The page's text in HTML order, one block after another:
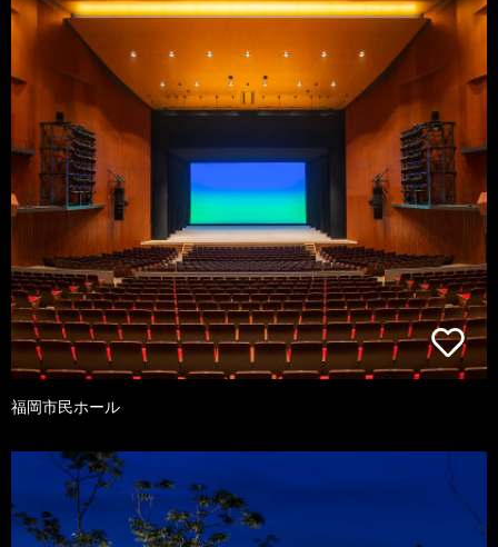
福岡市民ホール